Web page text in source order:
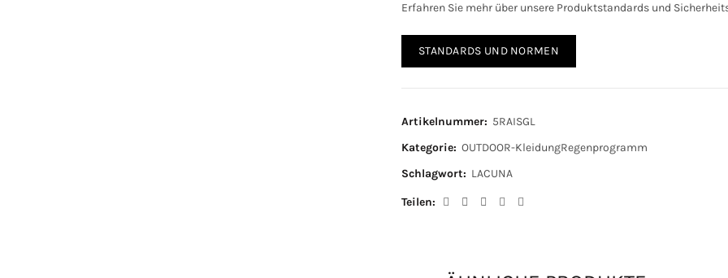
Erfahren Sie mehr über unsere Produktstandards und
STANDARDS UND NORMEN
Artikelnummer: 5RAISGL
Kategorie: OUTDOOR-KleidungRegenprogramm
Schlagwort: LACUNA
Teilen